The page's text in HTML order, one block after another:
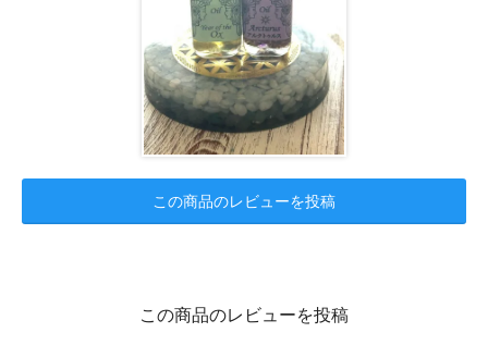
この商品のレビューを投稿
この商品のレビューを投稿